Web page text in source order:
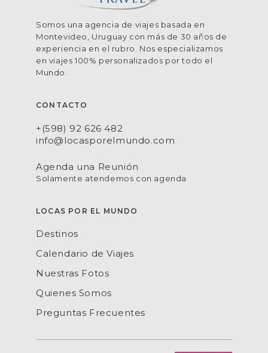
Somos una agencia de viajes basada en
Montevideo, Uruguay con más de 30 años de
experiencia en el rubro. Nos especializamos
en viajes 100% personalizados por todo el
Mundo.
CONTACTO
+(598) 92 626 482
info@locasporelmundo.com
Agenda una Reunión
Solamente atendemos con agenda
LOCAS POR EL MUNDO
Destinos
Calendario de Viajes
Nuestras Fotos
Quienes Somos
Preguntas Frecuentes